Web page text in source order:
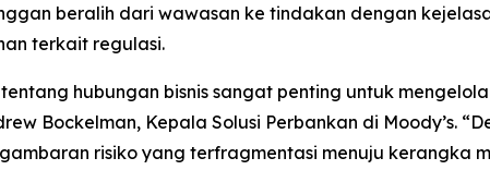
beralih dari wawasan ke tindakan dengan
terkait regulasi.
hubungan bisnis sangat penting untuk
Bockelman, Kepala Solusi Perbankan di Moody’s.
risiko yang terfragmentasi menuju kerangka